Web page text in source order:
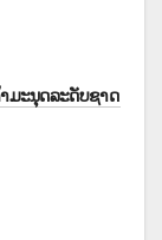
ມະນຸດລະດັບຊາດ